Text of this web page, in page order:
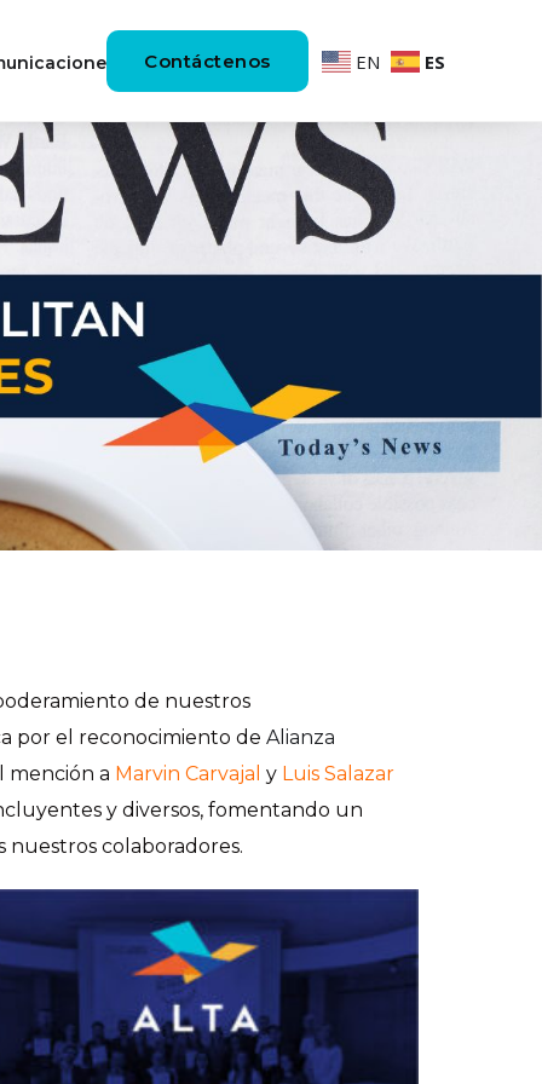
Contáctenos EN ES
de nuestros
por el reconocimiento de Alianza
mención a Marvin Carvajal y Luis Salazar
y diversos, fomentando un
colaboradores.